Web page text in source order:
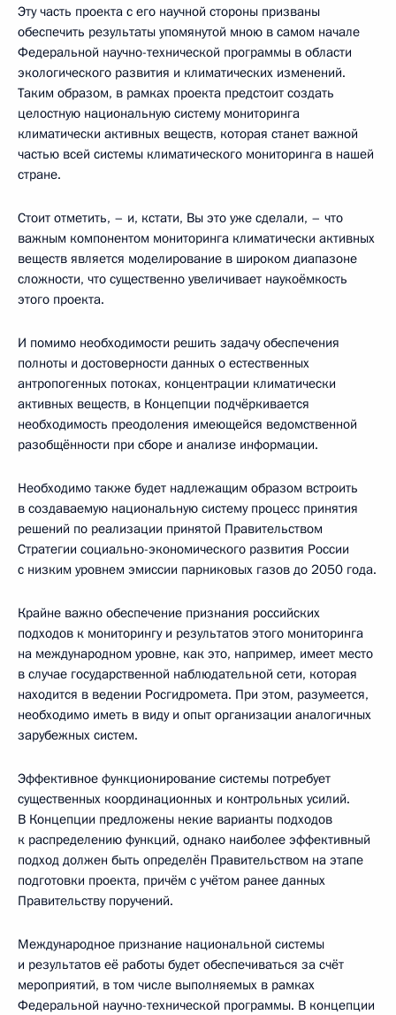
Эту часть проекта с его научной стороны призваны
обеспечить результаты упомянутой мною в самом начале
Федеральной научно-технической программы в области
экологического развития и климатических изменений.
Таким образом, в рамках проекта предстоит создать
целостную национальную систему мониторинга
климатически активных веществ, которая станет важной
частью всей системы климатического мониторинга в нашей
стране.
Стоит отметить, – и, кстати, Вы это уже сделали, – что
важным компонентом мониторинга климатически активных
веществ является моделирование в широком диапазоне
сложности, что существенно увеличивает наукоёмкость
этого проекта.
И помимо необходимости решить задачу обеспечения
полноты и достоверности данных о естественных
антропогенных потоках, концентрации климатически
активных веществ, в Концепции подчёркивается
необходимость преодоления имеющейся ведомственной
разобщённости при сборе и анализе информации.
Необходимо также будет надлежащим образом встроить
в создаваемую национальную систему процесс принятия
решений по реализации принятой Правительством
Стратегии социально-экономического развития России
с низким уровнем эмиссии парниковых газов до 2050 года.
Крайне важно обеспечение признания российских
подходов к мониторингу и результатов этого мониторинга
на международном уровне, как это, например, имеет место
в случае государственной наблюдательной сети, которая
находится в ведении Росгидромета. При этом, разумеется,
необходимо иметь в виду и опыт организации аналогичных
зарубежных систем.
Эффективное функционирование системы потребует
существенных координационных и контрольных усилий.
В Концепции предложены некие варианты подходов
к распределению функций, однако наиболее эффективный
подход должен быть определён Правительством на этапе
подготовки проекта, причём с учётом ранее данных
Правительству поручений.
Международное признание национальной системы
и результатов её работы будет обеспечиваться за счёт
мероприятий, в том числе выполняемых в рамках
Федеральной научно-технической программы. В концепции